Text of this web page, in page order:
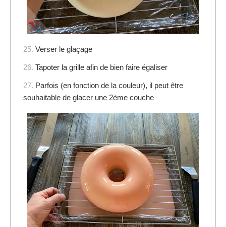
25. Verser le glaçage
26. Tapoter la grille afin de bien faire égaliser
27. Parfois (en fonction de la couleur), il peut être
souhaitable de glacer une 2ème couche